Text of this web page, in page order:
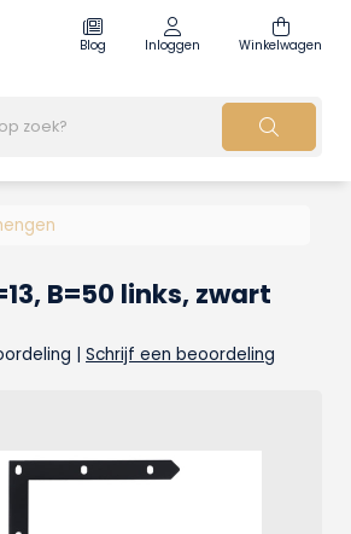
Blog Inloggen Winkelwagen
B=50 links, zwart
| Schrijf een beoordeling